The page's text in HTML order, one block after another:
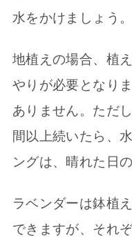
水をかけましょう。
地植えの場合、植
やりが必要となり
ありません。ただ
間以上続いたら、
ングは、晴れた日の
ラベンダーは鉢植
できますが、それ